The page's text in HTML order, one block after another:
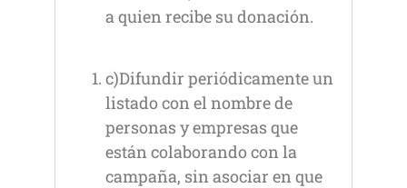
a quien recibe su donación.
c)Difundir periódicamente un
listado con el nombre de
personas y empresas que
están colaborando con la
campaña, sin asociar en que